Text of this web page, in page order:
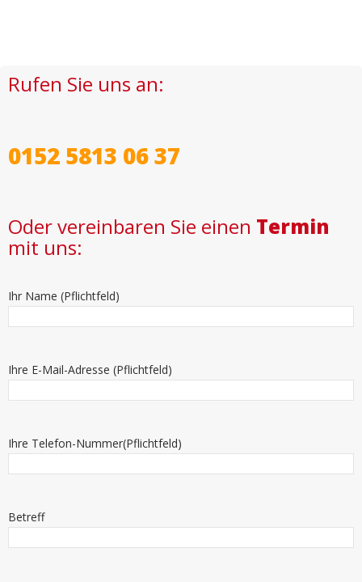
Rufen Sie uns an:
0152 5813 06 37
Oder vereinbaren Sie einen Termin
mit uns:
Ihr Name (Pflichtfeld)
Ihre E-Mail-Adresse (Pflichtfeld)
Ihre Telefon-Nummer(Pflichtfeld)
Betreff